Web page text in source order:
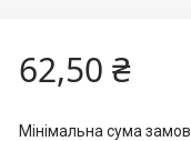
62,50 ₴
Мінімальна сума